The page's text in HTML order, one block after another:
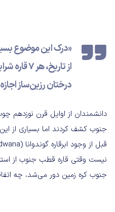
«درک این موضوع
از تاریخ،
درختان رزین‌ساز
دانشمندان از اوایل قرن
جنوب کشف کردند اما بسیاری از
نیست وقتی قاره قطب جنوب از
جنوب کره زمین دور می‌شد، چه